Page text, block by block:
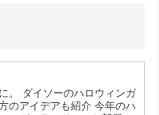
。 ダイソーのハロウィンガ
のアイデアも紹介 今年のハ